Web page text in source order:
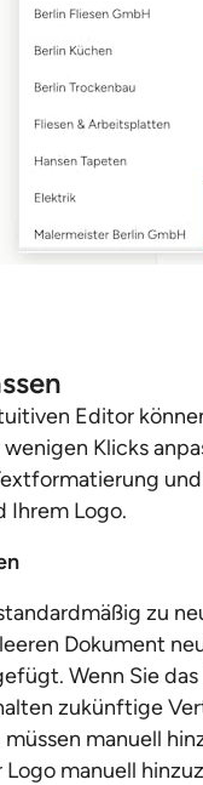
Editor
Klicks
Ihrem Logo.
zu
Dokument
Wenn Sie das
zukünftige
manuell
manuell